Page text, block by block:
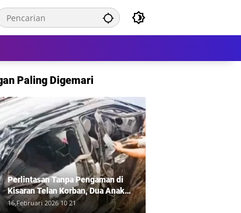
Paling Digemari
Perlintasan Tanpa Pengaman di
Kisaran Telan Korban, Dua Anak
Meninggal Disambar KA Putri Deli
16,Februari 2026 10 21